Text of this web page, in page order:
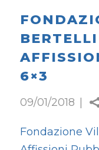
6×3
09/01/2018
Fondazione